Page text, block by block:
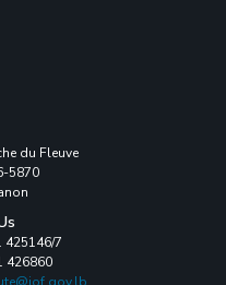
du Fleuve
5870
425146/7
426860